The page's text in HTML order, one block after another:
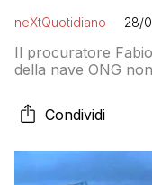
neXtQuotidiano 28/
Il procuratore
della nave ONG
stamattina
Condividi